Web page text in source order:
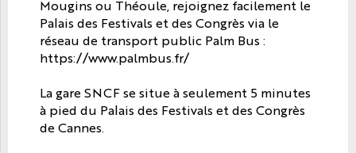
Mougins ou Théoule, rejoignez facilement le
Palais des Festivals et des Congrès via le
réseau de transport public Palm Bus :
https://www.palmbus.fr/
La gare SNCF se situe à seulement 5 minutes
à pied du Palais des Festivals et des Congrès
de Cannes.